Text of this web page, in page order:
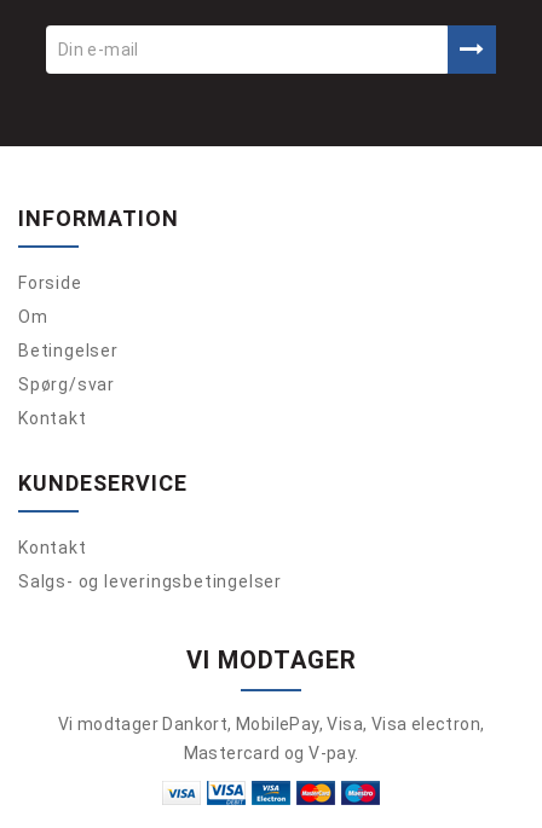
INFORMATION
Forside
Om
Betingelser
Spørg/svar
Kontakt
KUNDESERVICE
Kontakt
Salgs- og leveringsbetingelser
VI MODTAGER
Vi modtager Dankort, MobilePay, Visa, Visa electron,
Mastercard og V-pay.